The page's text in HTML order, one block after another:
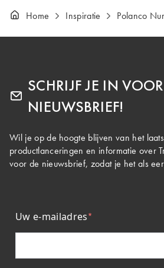
Home Inspiratie Polanco
SCHRIJF JE IN
NIEUWSBRIEF!
Wil je op de hoogte blijven van het
productlanceringen en informatie over
voor de nieuwsbrief, zodat je het als
Uw e-mailadres